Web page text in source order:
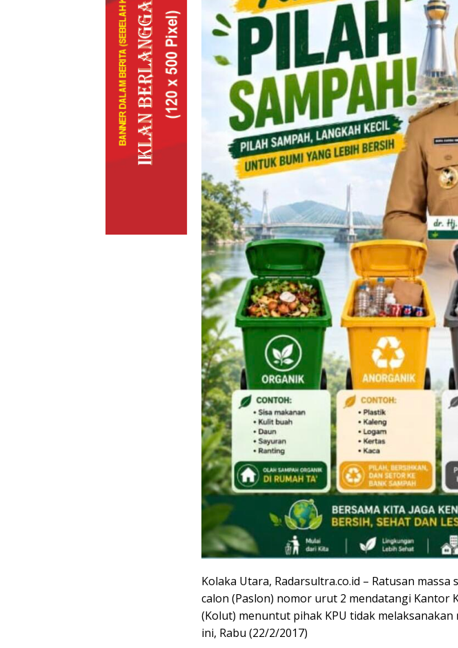
Kolaka Utara, Radarsultra.co.id – Ratusan massa
calon (Paslon) nomor urut 2 mendatangi Kantor
(Kolut) menuntut pihak KPU tidak melaksanakan
ini, Rabu (22/2/2017)